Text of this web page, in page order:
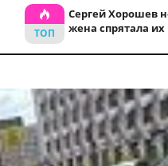
Сергей Хорошев
жена спрятала